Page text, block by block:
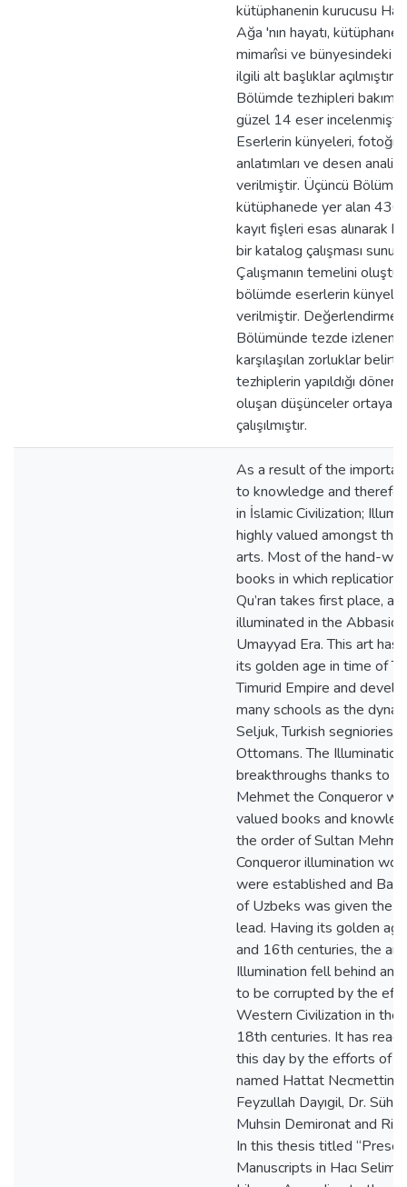
kütüphanenin kurucusu
Ağa 'nın hayatı,
mimarîsi ve bünyesindeki
ilgili alt başlıklar açılmıştır.
Bölümde tezhipleri
güzel 14 eser incelenmiştir.
Eserlerin künyeleri,
anlatımları ve desen
verilmiştir. Üçüncü
kütüphanede yer alan
kayıt fişleri esas alınarak
bir katalog çalışması
Çalışmanın temelini
bölümde eserlerin
verilmiştir. Değerlendirme
Bölümünde tezde izlenen
karşılaşılan zorluklar
tezhiplerin yapıldığı
oluşan düşünceler ortaya
çalışılmıştır.
As a result of the
to knowledge and
in İslamic Civilization;
highly valued amongst
arts. Most of the hand-
books in which
Qu’ran takes first place, are
illuminated in the Abbasid
Umayyad Era. This art has
its golden age in time of
Timurid Empire and
many schools as the
Seljuk, Turkish segniories
Ottomans. The
breakthroughs thanks to
Mehmet the Conqueror
valued books and
the order of Sultan
Conqueror illumination
were established and
of Uzbeks was given the
lead. Having its golden
and 16th centuries, the art
Illumination fell behind
to be corrupted by the
Western Civilization in the
18th centuries. It has
this day by the efforts of
named Hattat Necmettin
Feyzullah Dayıgil, Dr.
Muhsin Demironat and
In this thesis titled
Manuscripts in Hacı Selim